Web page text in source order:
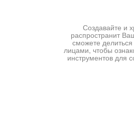
Создавайте и
распространит
сможете
лицами, чтобы
инструментов для